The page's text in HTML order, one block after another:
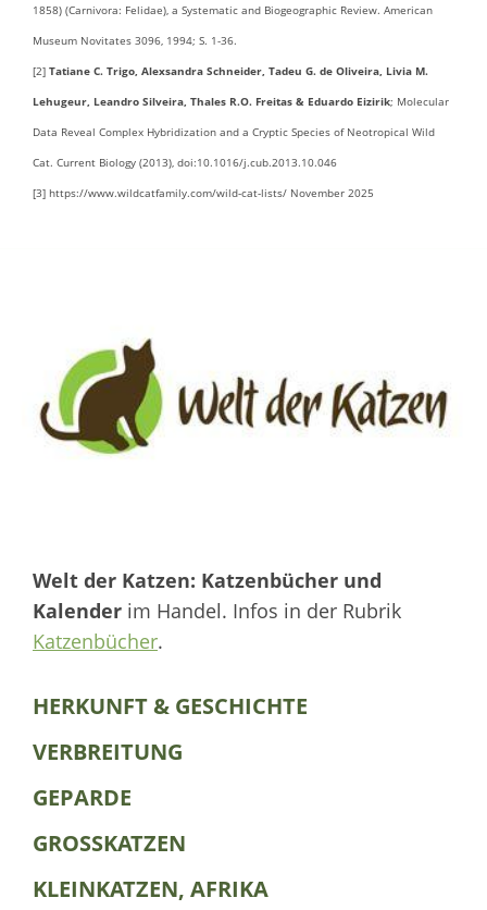
kommt bis i rund
vor.
1858) (Carnivora: Felidae), a Systematic and Biogeographic Review. American
Museum Novitates 3096, 1994; S. 1-36.
[2] Tatiane C. Trigo, Alexsandra Schneider, Tadeu G. de Oliveira, Livia M.
Lehugeur, Leandro Silveira, Thales R.O. Freitas & Eduardo Eizirik; Molecular
Data Reveal Complex Hybridization and a Cryptic Species of Neotropical Wild
Cat. Current Biology (2013), doi:10.1016/j.cub.2013.10.046
[3] https://www.wildcatfamily.com/wild-cat-lists/ November 2025
Welt der Katzen: Katzenbücher und
Kalender im Handel. Infos in der Rubrik
Katzenbücher.
HERKUNFT & GESCHICHTE
VERBREITUNG
GEPARDE
GROSSKATZEN
KLEINKATZEN, AFRIKA